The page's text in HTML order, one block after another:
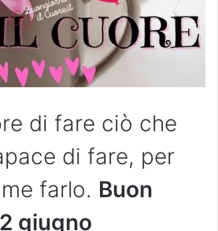
di fare ciò che
di fare, per
farlo. Buon
giugno